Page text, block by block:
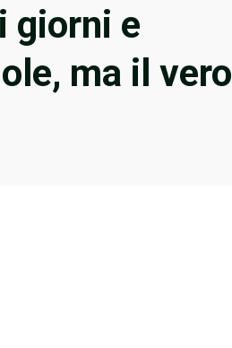
giorni e
ma il vero